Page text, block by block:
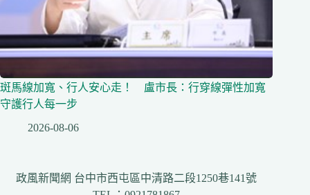
斑馬線加寬、行人安心走！ 盧市長：行穿線彈性加寬
守護行人每一步
2026-08-06
政風新聞網 台中市西屯區中清路二段1250巷141號